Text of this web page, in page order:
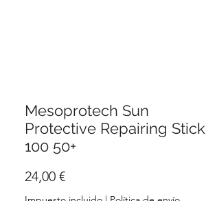
Mesoprotech Sun
Protective Repairing Stick
100 50+
24,00 €Precio